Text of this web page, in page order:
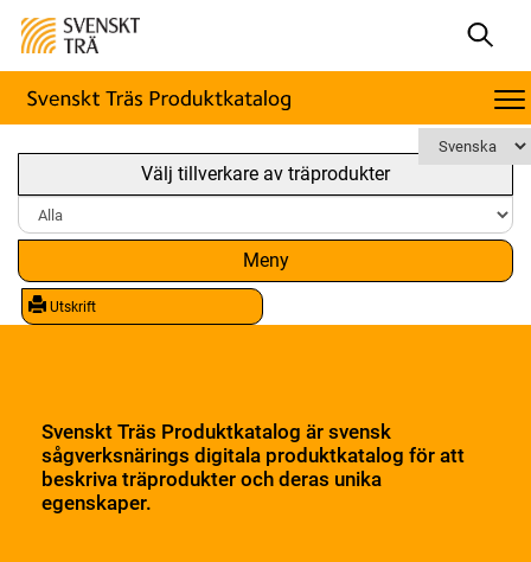
Välj tillverkare av träprodukter
Meny
Utskrift
Svenskt Träs Produktkatalog är svensk
sågverksnärings digitala produktkatalog för att
beskriva träprodukter och deras unika
egenskaper.